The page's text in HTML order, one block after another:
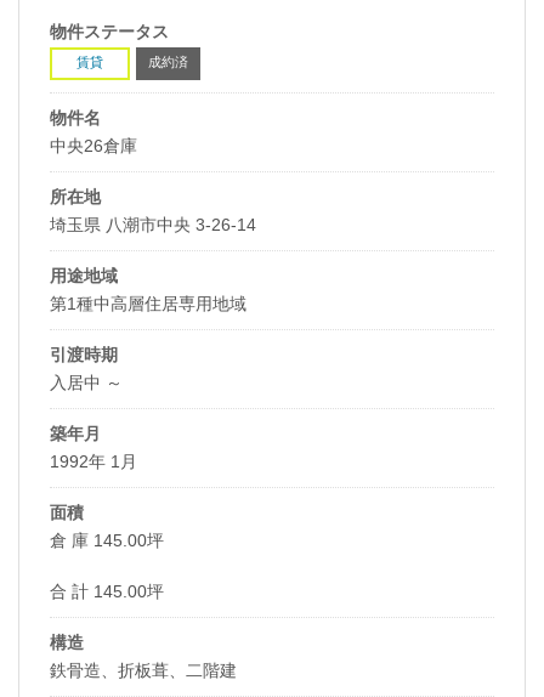
物件ステータス
賃貸 成約済
物件名
中央26倉庫
所在地
埼玉県 八潮市中央 3-26-14
用途地域
第1種中高層住居専用地域
引渡時期
入居中 ～
築年月
1992年 1月
面積
倉 庫 145.00坪
合 計 145.00坪
構造
鉄骨造、折板葺、二階建